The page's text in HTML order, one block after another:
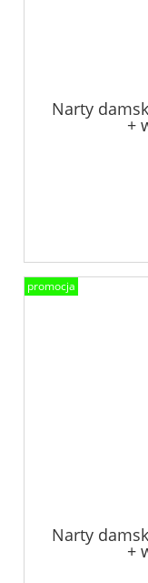
Narty
+
Narty
+
promocja